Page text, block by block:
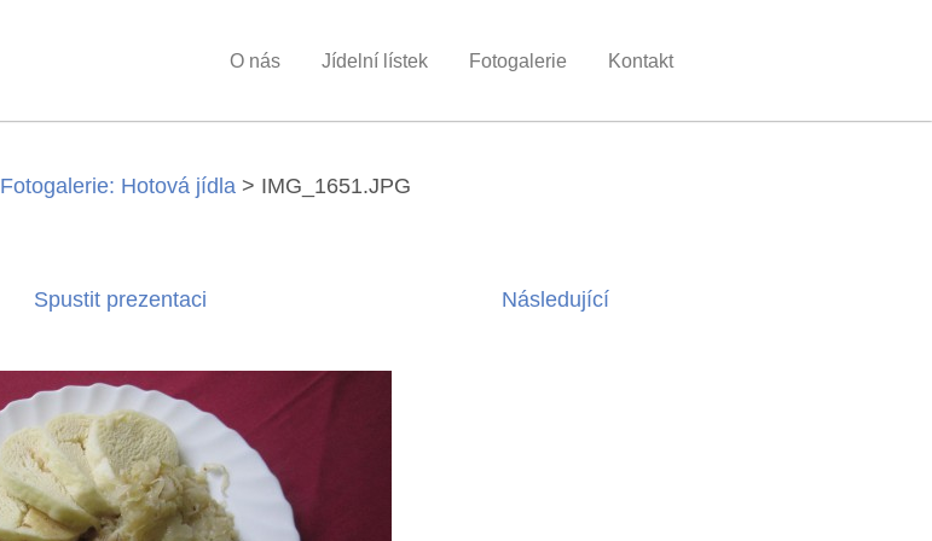
O nás Jídelní lístek Fotogalerie Kontakt
Fotogalerie: Hotová jídla > IMG_1651.JPG
Spustit prezentaci Následující